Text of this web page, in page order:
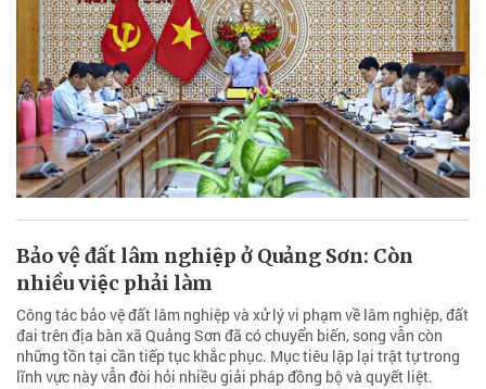
Bảo vệ đất lâm nghiệp ở Quảng Sơn: Còn
nhiều việc phải làm
Công tác bảo vệ đất lâm nghiệp và xử lý vi phạm về lâm nghiệp, đất
đai trên địa bàn xã Quảng Sơn đã có chuyển biến, song vẫn còn
những tồn tại cần tiếp tục khắc phục. Mục tiêu lập lại trật tự trong
lĩnh vực này vẫn đòi hỏi nhiều giải pháp đồng bộ và quyết liệt.